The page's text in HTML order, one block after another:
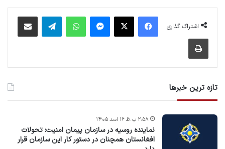
اشتراک گذاری
فیس بوک X پیام رسان واتس آپ تلگرام اشتراک گذاری از طریق ایمیل
چاپ
تازه ترین خبرها
نماینده روسیه در سازمان پیمان امنیت: تحولات
افغانستان همچنان در دستور کار این سازمان قرار
۲:۵۸ ب.ظ ۱۶ اسد ۱۴۰۵